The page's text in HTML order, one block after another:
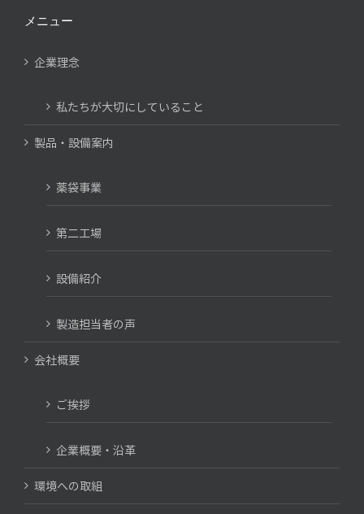
メニュー
企業理念
私たちが大切にしていること
製品・設備案内
薬袋事業
第二工場
設備紹介
製造担当者の声
会社概要
ご挨拶
企業概要・沿革
環境への取組